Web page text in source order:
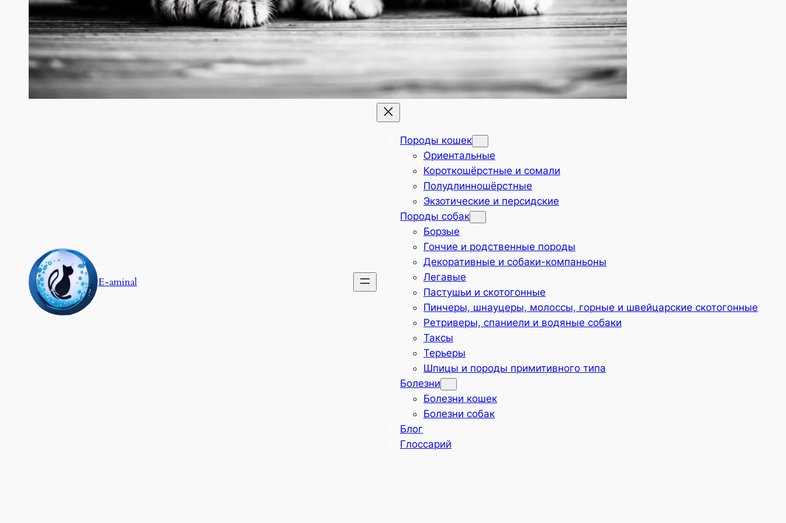
E-aminal
Породы кошек
Ориентальные
Короткошёрстные и сомали
Полудлинношёрстные
Экзотические и персидские
Породы собак
Борзые
Гончие и родственные породы
Декоративные и собаки-компаньоны
Легавые
Пастушьи и скотогонные
Пинчеры, шнауцеры, молоссы, горные и швейцарские скотогонные
Ретриверы, спаниели и водяные собаки
Таксы
Терьеры
Шпицы и породы примитивного типа
Болезни
Болезни кошек
Болезни собак
Блог
Глоссарий